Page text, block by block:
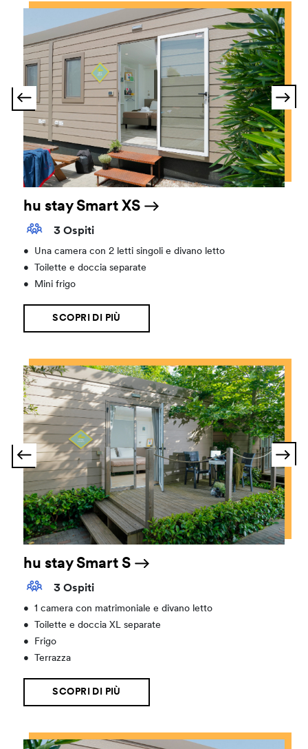
hu stay Smart XS
3 Ospiti
•
Una camera con 2 letti singoli e divano letto
•
Toilette e doccia separate
•
Mini frigo
SCOPRI DI PIÙ
hu stay Smart S
3 Ospiti
•
1 camera con matrimoniale e divano letto
•
Toilette e doccia XL separate
•
Frigo
•
Terrazza
SCOPRI DI PIÙ